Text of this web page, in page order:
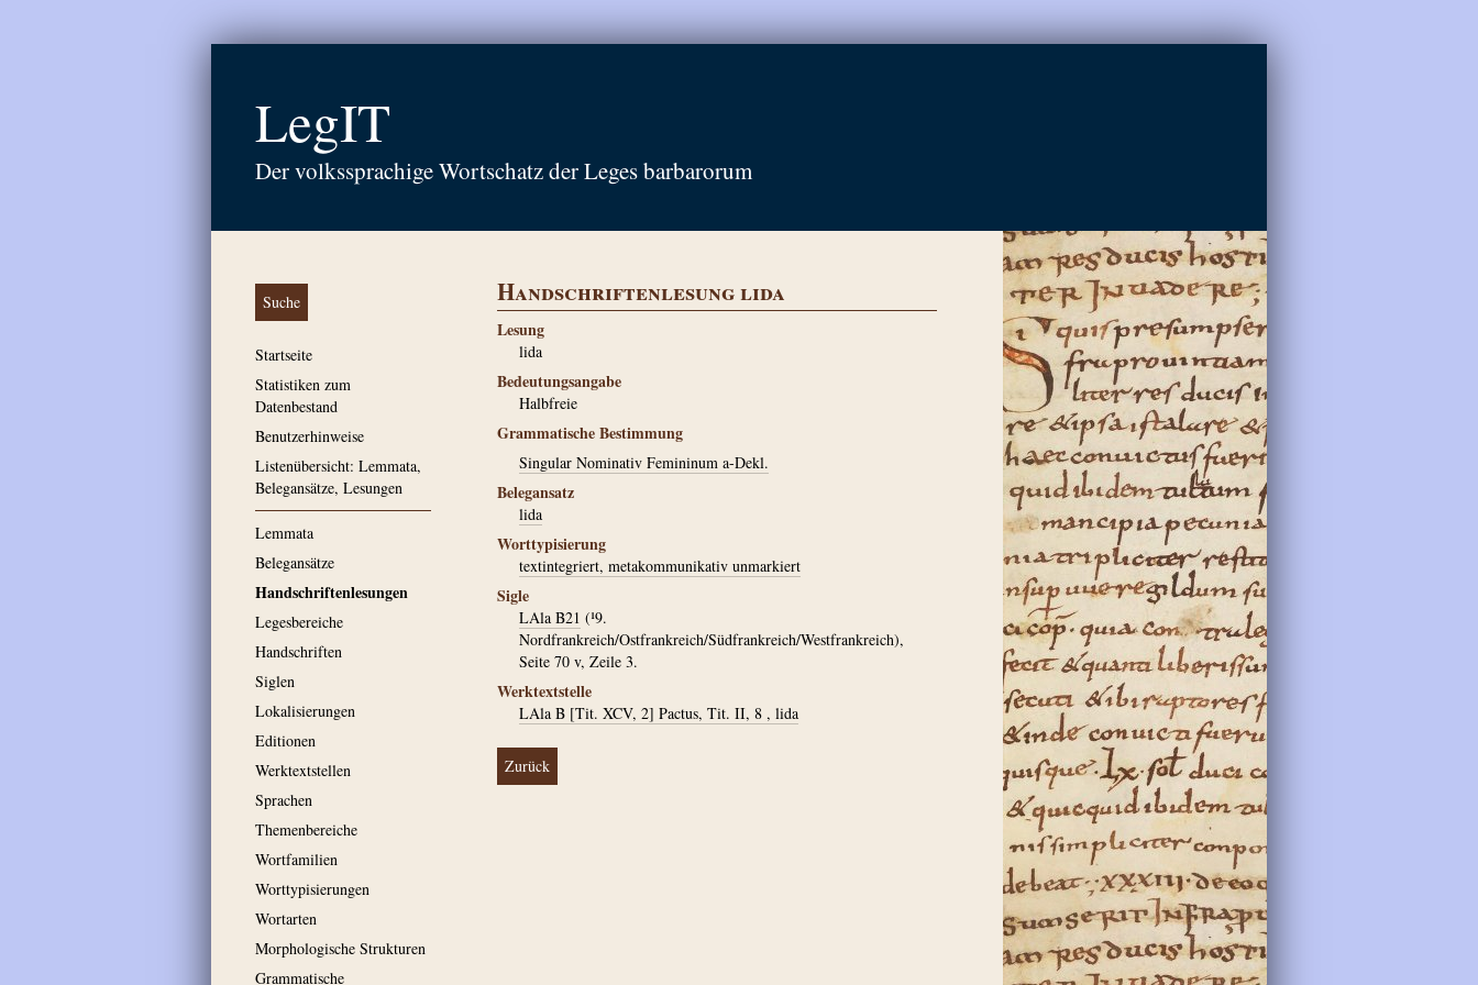
LegIT
Der volkssprachige Wortschatz der Leges barbarorum
Suche
Startseite
Statistiken zum
Datenbestand
Benutzerhinweise
Listenübersicht: Lemmata,
Belegansätze, Lesungen
Lemmata
Belegansätze
Handschriftenlesungen
Legesbereiche
Handschriften
Siglen
Lokalisierungen
Editionen
Werktextstellen
Sprachen
Themenbereiche
Wortfamilien
Worttypisierungen
Wortarten
Morphologische Strukturen
Grammatische
Handschriftenlesung lida
Lesung
lida
Bedeutungsangabe
Halbfreie
Grammatische Bestimmung
Singular Nominativ Femininum a-Dekl.
Belegansatz
lida
Worttypisierung
textintegriert, metakommunikativ unmarkiert
Sigle
LAla B21 (¹9.
Nordfrankreich/Ostfrankreich/Südfrankreich/Westfrankreich),
Seite 70 v, Zeile 3.
Werktextstelle
LAla B [Tit. XCV, 2] Pactus, Tit. II, 8 , lida
Zurück